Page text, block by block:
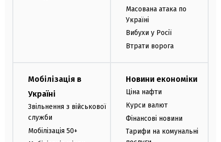
Масована атака по
Україні
Вибухи у Росії
Втрати ворога
Мобілізація в
Україні
Звільнення з військової
служби
Мобілізація 50+
Новини економіки
Ціна нафти
Курси валют
Фінансові новини
Тарифи на комунальні